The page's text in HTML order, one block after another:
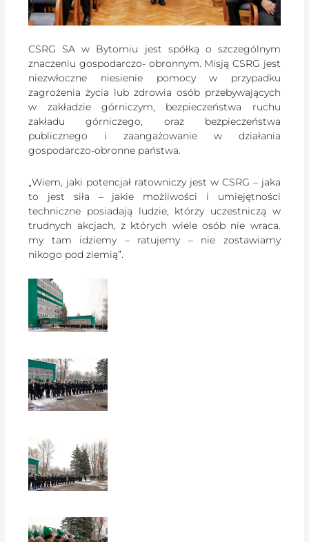
CSRG SA w Bytomiu jest spółką o szczególnym
znaczeniu gospodarczo- obronnym. Misją CSRG jest
niezwłoczne niesienie pomocy w przypadku
zagrożenia życia lub zdrowia osób przebywających
w zakładzie górniczym, bezpieczeństwa ruchu
zakładu górniczego, oraz bezpieczeństwa
publicznego i zaangażowanie w działania
gospodarczo-obronne państwa.
„Wiem, jaki potencjał ratowniczy jest w CSRG – jaka
to jest siła – jakie możliwości i umiejętności
techniczne posiadają ludzie, którzy uczestniczą w
trudnych akcjach, z których wiele osób nie wraca.
my tam idziemy – ratujemy – nie zostawiamy
nikogo pod ziemią”.